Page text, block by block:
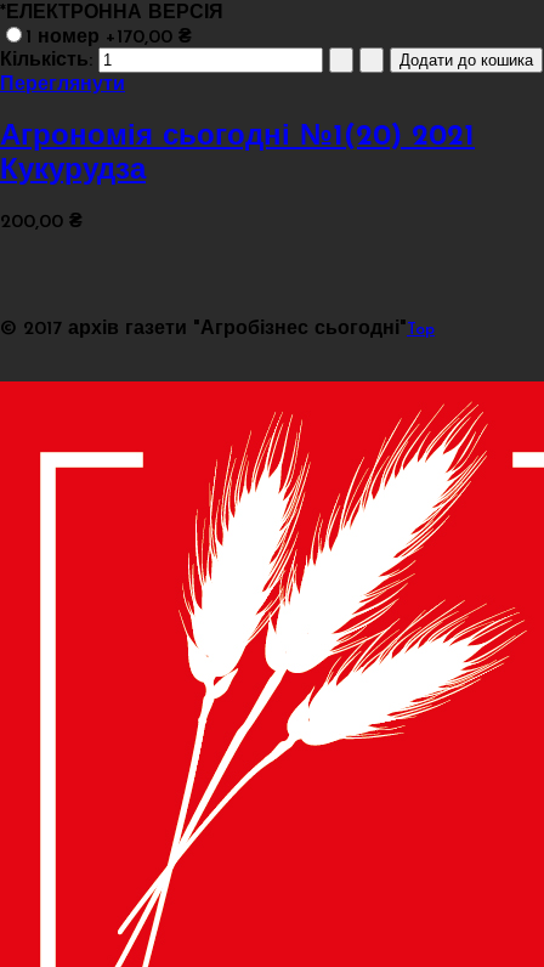
* ЕЛЕКТРОННА ВЕРСІЯ
1 номер +170,00 ₴
Кількість:
Переглянути
Агрономія сьогодні №1(20) 2021
Кукурудза
200,00 ₴
© 2017 архів газети "Агробізнес сьогодні" Top